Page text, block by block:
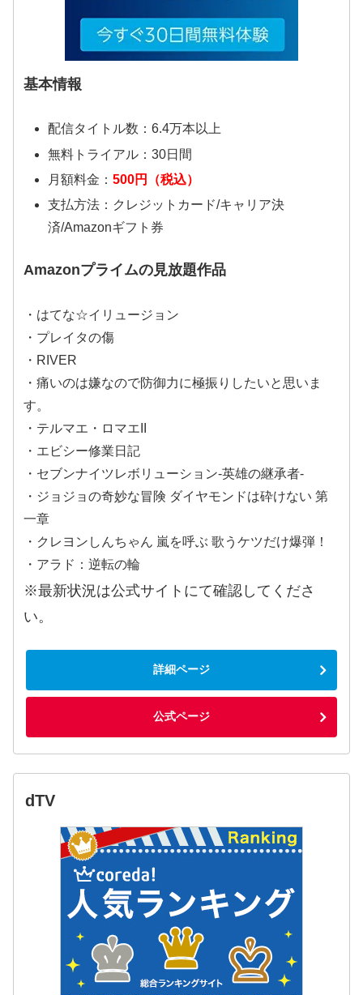
基本情報
配信タイトル数：6.4万本以上
無料トライアル：30日間
月額料金： 500円（税込）
支払方法：クレジットカード/キャリア決
済/Amazonギフト券
Amazonプライムの見放題作品
・はてな☆イリュージョン
・プレイタの傷
・RIVER
・痛いのは嫌なので防御力に極振りしたいと思いま
す。
・テルマエ・ロマエII
・エビシー修業日記
・セブンナイツレボリューション-英雄の継承者-
・ジョジョの奇妙な冒険 ダイヤモンドは砕けない 第
一章
・クレヨンしんちゃん 嵐を呼ぶ 歌うケツだけ爆弾！
・アラド：逆転の輪
※最新状況は公式サイトにて確認してくださ
い。
詳細ページ
公式ページ
dTV